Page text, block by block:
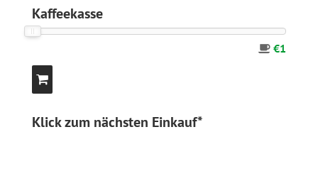
Kaffeekasse
€1
Klick zum nächsten Einkauf*